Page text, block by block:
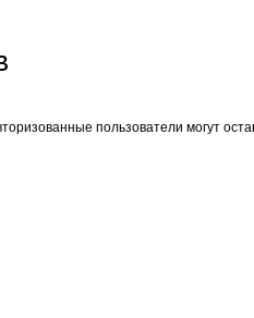
пользователи могут